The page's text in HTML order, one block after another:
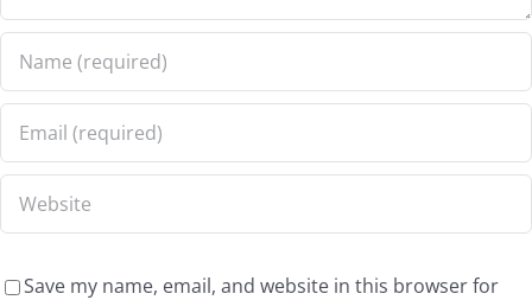
Save my name, email, and website in this browser for